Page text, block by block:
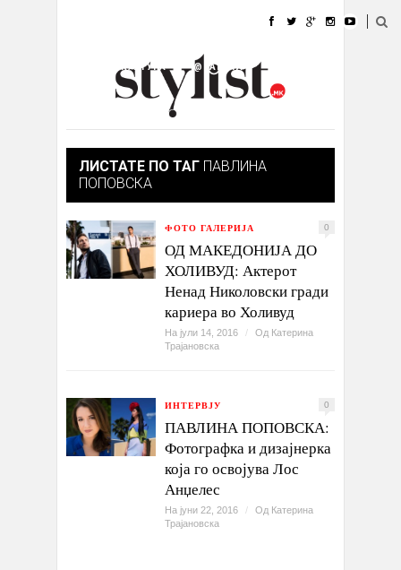
УБАВИНА
КУЛТУРА @РАБОТА
ИЗЛОГ
ЛИСТАТЕ ПО ТАГ ПАВЛИНА
ПОПОВСКА
ФОТО ГАЛЕРИЈА 0
ОД МАКЕДОНИЈА ДО
ХОЛИВУД: Актерот
Ненад Николовски гради
кариера во Холивуд
На јули 14, 2016 / Од Катерина
Трајановска
ИНТЕРВЈУ 0
ПАВЛИНА ПОПОВСКА:
Фотографка и дизајнерка
која го освојува Лос
Анџелес
На јуни 22, 2016 / Од Катерина
Трајановска